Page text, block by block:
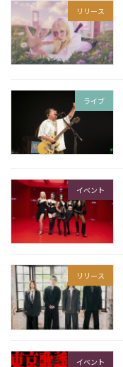
リリース
ライブ
イベント
リリース
イベント